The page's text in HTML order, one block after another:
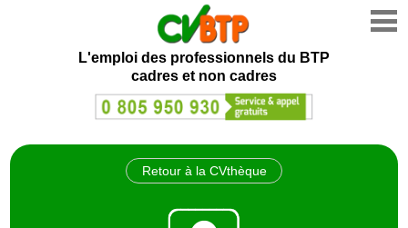
L'emploi des professionnels du BTP
cadres et non cadres
Retour à la CVthèque